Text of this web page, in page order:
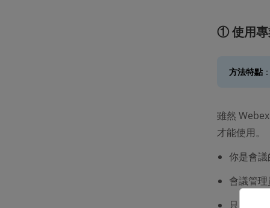
① 使用專
方法特點
雖然
才能使用。
你是會
會議管
只有桌